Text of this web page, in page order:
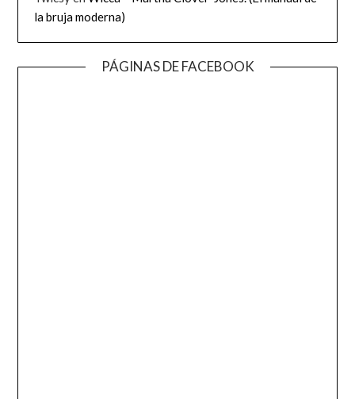
la bruja moderna)
PÁGINAS DE FACEBOOK